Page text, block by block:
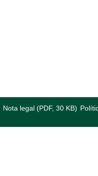
Nota legal (PDF, 30 KB)